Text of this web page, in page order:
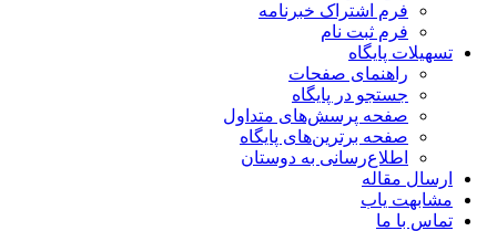
فرم اشتراک خبرنامه
فرم ثبت نام
تسهیلات پایگاه
راهنمای صفحات
جستجو در پایگاه
صفحه پرسش‌های متداول
صفحه برترین‌های پایگاه
اطلاع‌رسانی به دوستان
ارسال مقاله
مشابهت یاب
تماس با ما